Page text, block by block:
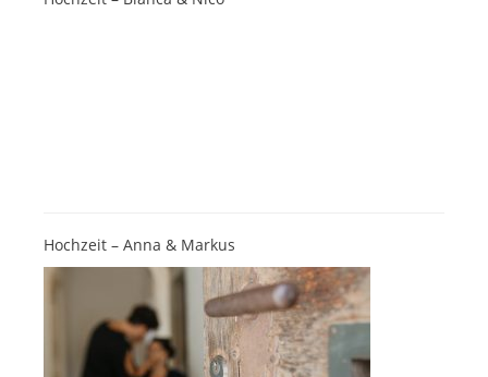
Hochzeit – Anna & Markus